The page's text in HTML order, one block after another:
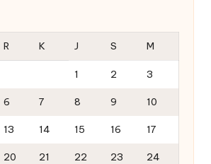
R K J S M
1 2 3
6 7 8 9 10
13 14 15 16 17
20 21 22 23 24